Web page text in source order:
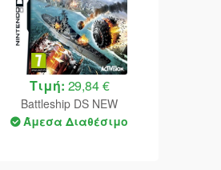
Τιμή: 29,84 €
Battleship DS NEW
Άμεσα Διαθέσιμο